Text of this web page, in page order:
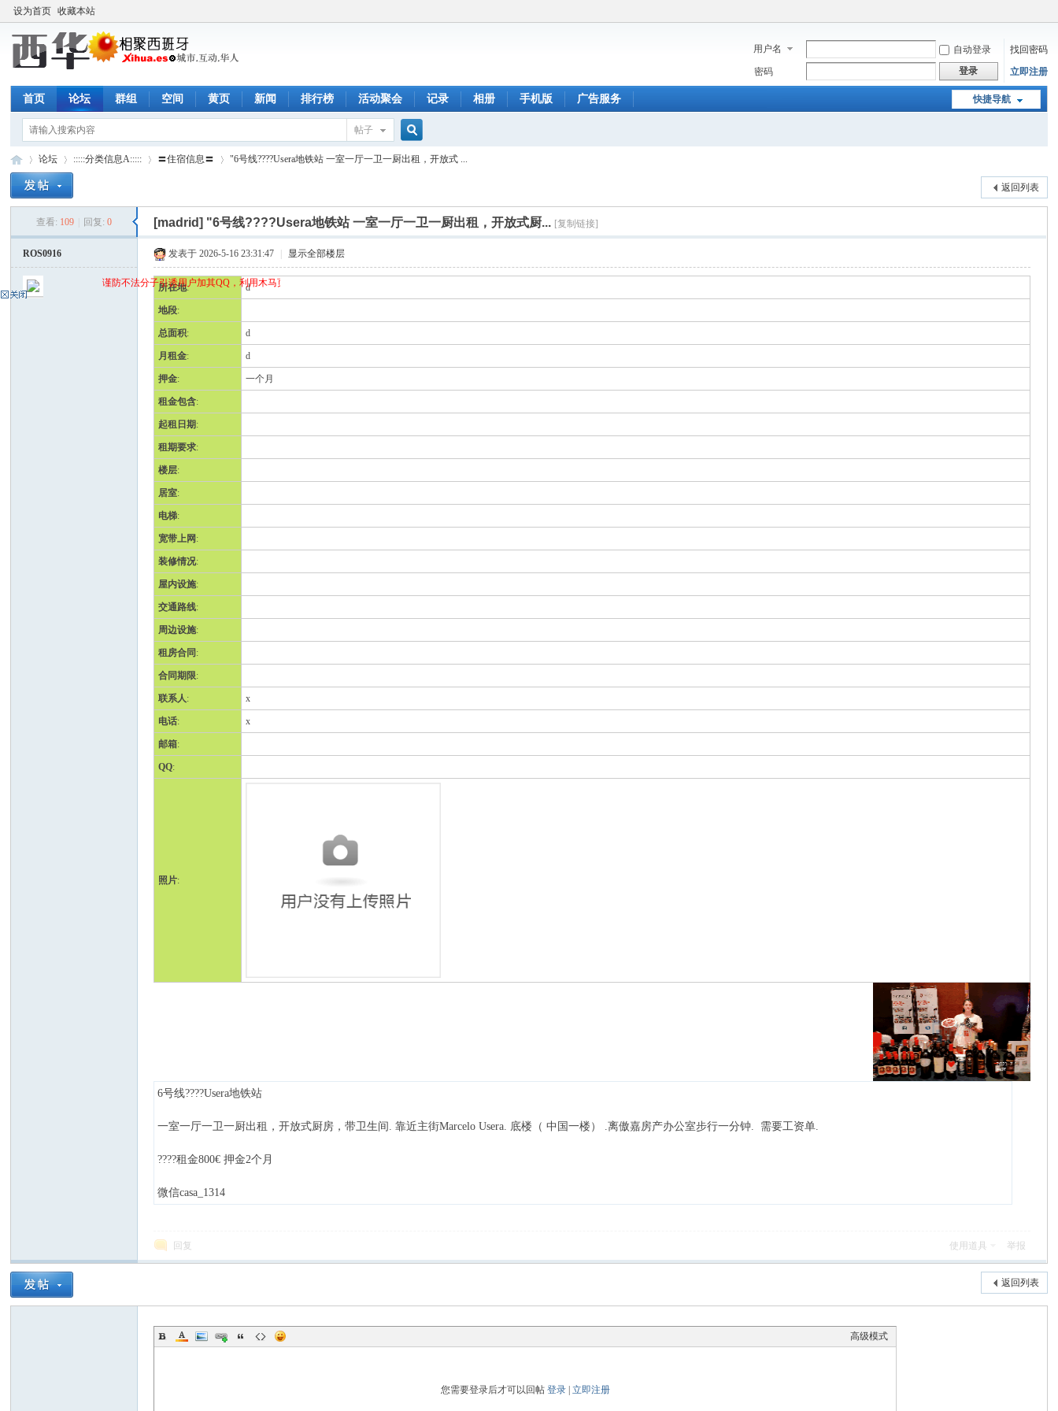
设为首页 收藏本站
用户名 自动登录
找回密码
密码
登录 立即注册
快捷导航
首页 论坛 群组 空间 黄页 新闻 排行榜 活动聚会 记录 相册 手机版 广告服务
帖子
搜
索
论坛
›
:::::分类信息A::::: 〓住宿信息〓
›
"6号线????Usera地铁站 一室一厅一卫一厨出租，开放式 ...
返回列表
查看: 109 回复: 0 [madrid] "6号线????Usera地铁站 一室一厅一卫一厨出租，开放式厨... [复制链接]
ROS0916 发表于 2026-5-16 23:31:47 显示全部楼层
所在地: d
地段:
总面积: d
月租金: d
押金: 一个月
租金包含:
起租日期:
租期要求:
楼层:
居室:
电梯:
宽带上网 :
装修情况:
屋内设施:
交通路线:
周边设施:
租房合同 :
合同期限:
联系人: x
电话: x
邮箱:
QQ:
照片:
6号线????Usera地铁站
一室一厅一卫一厨出租，开放式厨房，带卫生间. 靠近主街Marcelo Usera. 底楼（ 中国一楼） .离傲嘉房产办公室步行一分钟. 需要工资单.
????️租金800€ 押金2个月
微信casa_1314
回复 使用道具 举报
返回列表
高级模式
您需要登录后才可以回帖 登录| 立即注册
谨防不法分子引诱用户加其QQ，利用木马页面(QQ空间)骗取qq密码